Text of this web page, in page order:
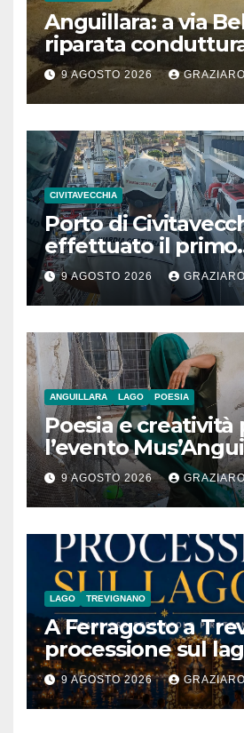
Anguillara: a via
riparata
segnalazione IdD
9 AGOSTO 2026
CIVITAVECCHIA
Porto di
effettuato il primo
rifornimento di
nave da crociera
9 AGOSTO 2026
ANGUILLARA LAGO POESIA
Poesia e creatività
l’evento
agosto 2026 al
Contadino
9 AGOSTO 2026
LAGO TREVIGNANO
A Ferragosto a
processione sul
9 AGOSTO 2026